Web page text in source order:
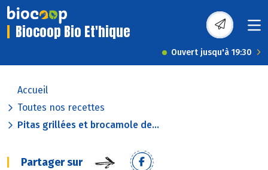
Biocoop Bio Et'hique
Ouvert jusqu'à 19:30
Accueil
Toutes nos recettes
Pitas grillées et brocamole de...
Partager sur